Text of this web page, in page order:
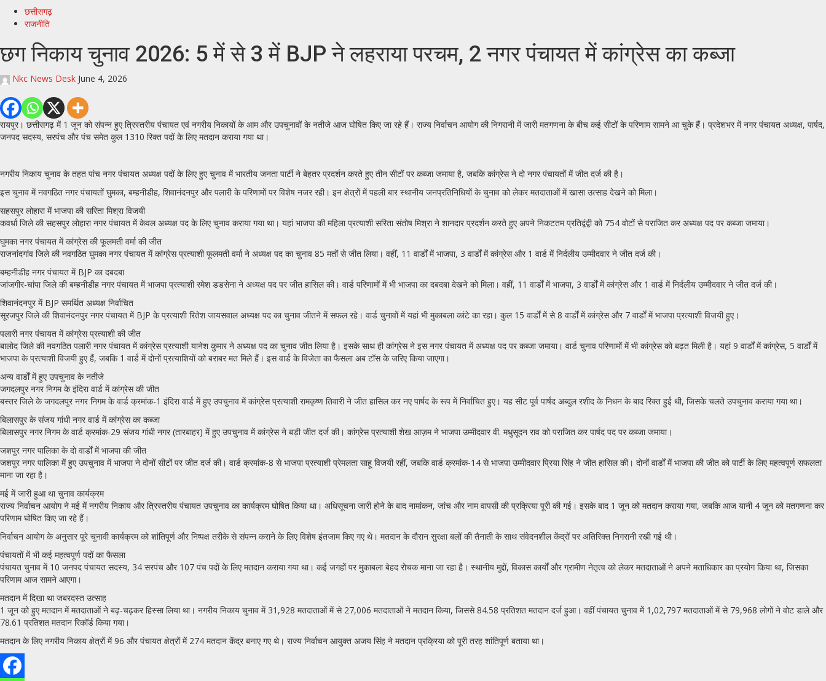
छत्तीसगढ़
राजनीति
छग निकाय चुनाव 2026: 5 में से 3 में BJP ने लहराया परचम, 2 नगर पंचायत में कांग्रेस का कब्जा
Nkc News Desk June 4, 2026
रायपुर। छत्तीसगढ़ में 1 जून को संपन्न हुए त्रिस्तरीय पंचायत एवं नगरीय निकायों के आम और उपचुनावों के नतीजे आज घोषित किए जा रहे हैं। राज्य निर्वाचन आयोग की निगरानी में जारी मतगणना के बीच कई सीटों के परिणाम सामने आ चुके हैं। प्रदेशभर में नगर पंचायत अध्यक्ष, पार्षद,
जनपद सदस्य, सरपंच और पंच समेत कुल 1310 रिक्त पदों के लिए मतदान कराया गया था।
नगरीय निकाय चुनाव के तहत पांच नगर पंचायत अध्यक्ष पदों के लिए हुए चुनाव में भारतीय जनता पार्टी ने बेहतर प्रदर्शन करते हुए तीन सीटों पर कब्जा जमाया है, जबकि कांग्रेस ने दो नगर पंचायतों में जीत दर्ज की है।
इस चुनाव में नवगठित नगर पंचायतों घुमका, बम्हनीडीह, शिवानंदनपुर और पलारी के परिणामों पर विशेष नजर रही। इन क्षेत्रों में पहली बार स्थानीय जनप्रतिनिधियों के चुनाव को लेकर मतदाताओं में खासा उत्साह देखने को मिला।
सहसपुर लोहारा में भाजपा की सरिता मिश्रा विजयी
कवर्धा जिले की सहसपुर लोहारा नगर पंचायत में केवल अध्यक्ष पद के लिए चुनाव कराया गया था। यहां भाजपा की महिला प्रत्याशी सरिता संतोष मिश्रा ने शानदार प्रदर्शन करते हुए अपने निकटतम प्रतिद्वंद्वी को 754 वोटों से पराजित कर अध्यक्ष पद पर कब्जा जमाया।
घुमका नगर पंचायत में कांग्रेस की फूलमती वर्मा की जीत
राजनांदगांव जिले की नवगठित घुमका नगर पंचायत में कांग्रेस प्रत्याशी फूलमती वर्मा ने अध्यक्ष पद का चुनाव 85 मतों से जीत लिया। वहींं, 11 वार्डों में भाजपा, 3 वार्डों में कांग्रेस और 1 वार्ड में निर्दलीय उम्मीदवार ने जीत दर्ज की।
बम्हनीडीह नगर पंचायत में BJP का दबदबा
जांजगीर-चांपा जिले की बम्हनीडीह नगर पंचायत में भाजपा प्रत्याशी रमेश डडसेना ने अध्यक्ष पद पर जीत हासिल की। वार्ड परिणामों में भी भाजपा का दबदबा देखने को मिला। वहींं, 11 वार्डों में भाजपा, 3 वार्डों में कांग्रेस और 1 वार्ड में निर्दलीय उम्मीदवार ने जीत दर्ज की।
शिवानंदनपुर में BJP समर्थित अध्यक्ष निर्वाचित
सूरजपुर जिले की शिवानंदनपुर नगर पंचायत में BJP के प्रत्याशी रितेश जायसवाल अध्यक्ष पद का चुनाव जीतने में सफल रहे। वार्ड चुनावों में यहां भी मुकाबला कांटे का रहा। कुल 15 वार्डों में से 8 वार्डों में कांग्रेस और 7 वार्डों में भाजपा प्रत्याशी विजयी हुए।
पलारी नगर पंचायत में कांग्रेस प्रत्याशी की जीत
बालोद जिले की नवगठित पलारी नगर पंचायत में कांग्रेस प्रत्याशी यानेश कुमार ने अध्यक्ष पद का चुनाव जीत लिया है। इसके साथ ही कांग्रेस ने इस नगर पंचायत में अध्यक्ष पद पर कब्जा जमाया। वार्ड चुनाव परिणामों में भी कांग्रेस को बढ़त मिली है। यहां 9 वार्डों में कांग्रेस, 5 वार्डों में
भाजपा के प्रत्याशी विजयी हुए हैं, जबकि 1 वार्ड में दोनों प्रत्याशियों को बराबर मत मिले हैं। इस वार्ड के विजेता का फैसला अब टॉस के जरिए किया जाएगा।
अन्य वार्डों में हुए उपचुनाव के नतीजे
जगदलपुर नगर निगम के इंदिरा वार्ड में कांग्रेस की जीत
बस्तर जिले के जगदलपुर नगर निगम के वार्ड क्रमांक-1 इंदिरा वार्ड में हुए उपचुनाव में कांग्रेस प्रत्याशी रामकृष्ण तिवारी ने जीत हासिल कर नए पार्षद के रूप में निर्वाचित हुए। यह सीट पूर्व पार्षद अब्दुल रशीद के निधन के बाद रिक्त हुई थी, जिसके चलते उपचुनाव कराया गया था।
बिलासपुर के संजय गांधी नगर वार्ड में कांग्रेस का कब्जा
बिलासपुर नगर निगम के वार्ड क्रमांक-29 संजय गांधी नगर (तारबाहर) में हुए उपचुनाव में कांग्रेस ने बड़ी जीत दर्ज की। कांग्रेस प्रत्याशी शेख आज़म ने भाजपा उम्मीदवार वी. मधुसूदन राव को पराजित कर पार्षद पद पर कब्जा जमाया।
जशपुर नगर पालिका के दो वार्डों में भाजपा की जीत
जशपुर नगर पालिका में हुए उपचुनाव में भाजपा ने दोनों सीटों पर जीत दर्ज की। वार्ड क्रमांक-8 से भाजपा प्रत्याशी प्रेमलता साहू विजयी रहीं, जबकि वार्ड क्रमांक-14 से भाजपा उम्मीदवार प्रिया सिंह ने जीत हासिल की। दोनों वार्डों में भाजपा की जीत को पार्टी के लिए महत्वपूर्ण सफलता
माना जा रहा है।
मई में जारी हुआ था चुनाव कार्यक्रम
राज्य निर्वाचन आयोग ने मई में नगरीय निकाय और त्रिस्तरीय पंचायत उपचुनाव का कार्यक्रम घोषित किया था। अधिसूचना जारी होने के बाद नामांकन, जांच और नाम वापसी की प्रक्रिया पूरी की गई। इसके बाद 1 जून को मतदान कराया गया, जबकि आज यानी 4 जून को मतगणना कर
परिणाम घोषित किए जा रहे हैं।
निर्वाचन आयोग के अनुसार पूरे चुनावी कार्यक्रम को शांतिपूर्ण और निष्पक्ष तरीके से संपन्न कराने के लिए विशेष इंतजाम किए गए थे। मतदान के दौरान सुरक्षा बलों की तैनाती के साथ संवेदनशील केंद्रों पर अतिरिक्त निगरानी रखी गई थी।
पंचायतों में भी कई महत्वपूर्ण पदों का फैसला
पंचायत चुनाव में 10 जनपद पंचायत सदस्य, 34 सरपंच और 107 पंच पदों के लिए मतदान कराया गया था। कई जगहों पर मुकाबला बेहद रोचक माना जा रहा है। स्थानीय मुद्दों, विकास कार्यों और ग्रामीण नेतृत्व को लेकर मतदाताओं ने अपने मताधिकार का प्रयोग किया था, जिसका
परिणाम आज सामने आएगा।
मतदान में दिखा था जबरदस्त उत्साह
1 जून को हुए मतदान में मतदाताओं ने बढ़-चढ़कर हिस्सा लिया था। नगरीय निकाय चुनाव में 31,928 मतदाताओं में से 27,006 मतदाताओं ने मतदान किया, जिससे 84.58 प्रतिशत मतदान दर्ज हुआ। वहीं पंचायत चुनाव में 1,02,797 मतदाताओं में से 79,968 लोगों ने वोट डाले और
78.61 प्रतिशत मतदान रिकॉर्ड किया गया।
मतदान के लिए नगरीय निकाय क्षेत्रों में 96 और पंचायत क्षेत्रों में 274 मतदान केंद्र बनाए गए थे। राज्य निर्वाचन आयुक्त अजय सिंह ने मतदान प्रक्रिया को पूरी तरह शांतिपूर्ण बताया था।